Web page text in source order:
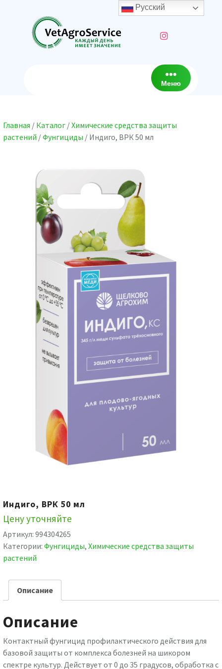
содержимому
Меню
Главная / Каталог /Химические средства защиты
растений /Фунгициды / Индиго, ВРК 50 мл
Индиго, ВРК 50 мл
Цену уточняйте
Артикул: 994304265
Категории: Фунгициды, Химические средства защиты
растений
Описание
Описание
Контактный фунгицид профилактического действия для
базовой защиты от комплекса болезней на шикором
спектре культур. Действует от 0 до 35 градусов, обработка с
Русский